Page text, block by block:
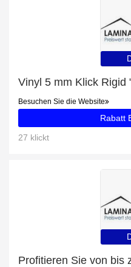
Besuchen Sie die Website
Rabatt
27 klickt